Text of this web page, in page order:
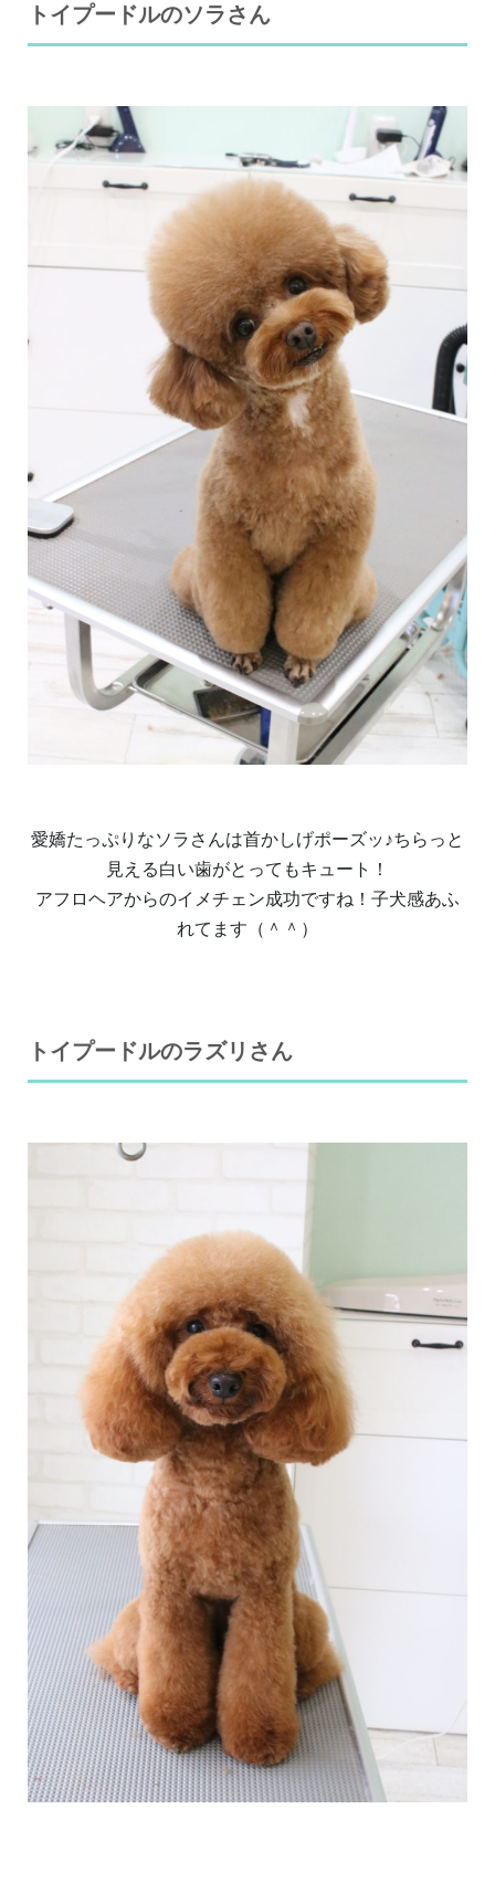
トイプードルのソラさん
愛嬌たっぷりなソラさんは首かしげポーズッ♪ちらっと
見える白い歯がとってもキュート！
アフロヘアからのイメチェン成功ですね！子犬感あふ
れてます（＾＾）
トイプードルのラズリさん